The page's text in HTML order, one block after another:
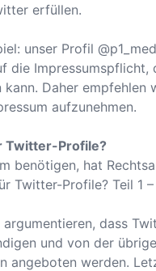
erfüllen.
unser Profil
die
Daher
aufzunehmen.
Twitter-Profile?
benötigen, hat
Twitter-Profile? Teil 1
dass
und von der
angeboten werden.